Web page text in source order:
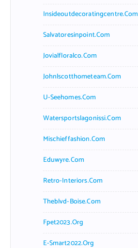
Insideoutdecoratingcentre.com
Salvatoresinpoint.com
Jovialfloralco.com
Johnlscotthometeam.com
U-Seehomes.com
Watersportslagonissi.com
Mischieffashion.com
Eduwyre.com
Retro-Interiors.com
Theblvd-Boise.com
Fpet2023.org
E-Smart2022.org